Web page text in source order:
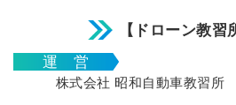
【ドローン教習
運 営
株式会社 昭和自動車教習所